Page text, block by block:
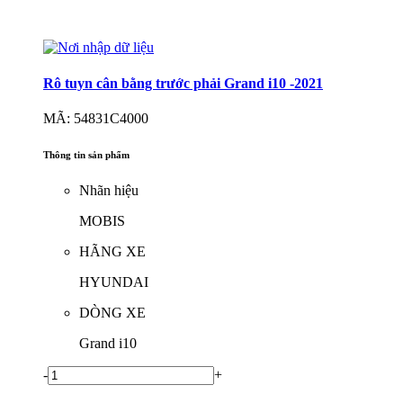
Rô tuyn cân bằng trước phải Grand i10 -2021
MÃ: 54831C4000
Thông tin sản phẩm
Nhãn hiệu
MOBIS
HÃNG XE
HYUNDAI
DÒNG XE
Grand i10
- +